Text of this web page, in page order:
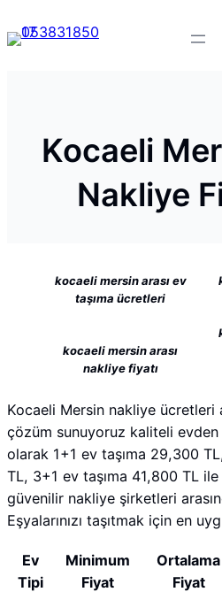
Kocaeli
Nakliye
kocaeli mersin arası ev
taşıma ücretleri
kocaeli mersin arası
nakliye fiyatı
Kocaeli Mersin nakliye ücretleri
çözüm sunuyoruz kaliteli evden
olarak 1+1 ev taşıma 29,300
TL, 3+1 ev taşıma 41,800 TL
güvenilir nakliye şirketleri
Eşyalarınızı taşıtmak için en
Ev
Tipi
Minimum
Fiyat
Ortalama
Fiyat